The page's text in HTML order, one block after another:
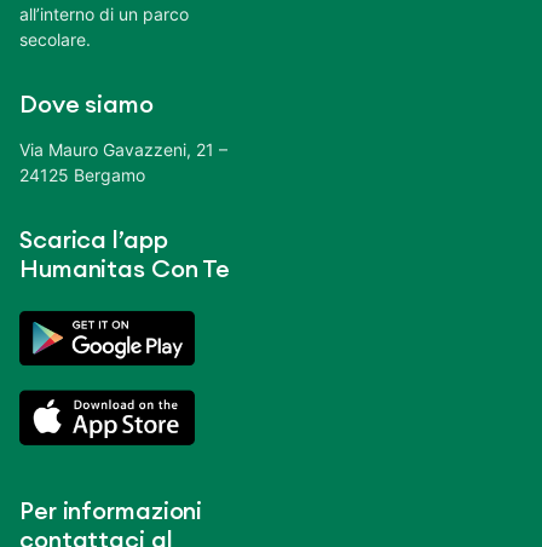
all’interno di un parco
secolare.
Dove siamo
Via Mauro Gavazzeni, 21 –
24125 Bergamo
Scarica l’app
Humanitas Con Te
Per informazioni
contattaci al